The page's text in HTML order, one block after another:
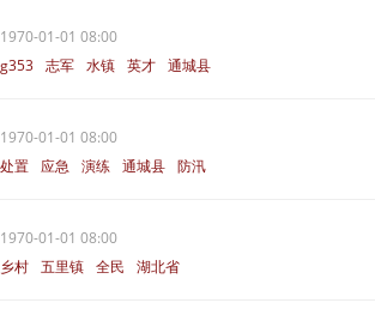
1970-01-01 08:00
g353 志军 水镇 英才 通城县
1970-01-01 08:00
处置 应急 演练 通城县 防汛
1970-01-01 08:00
乡村 五里镇 全民
湖北省